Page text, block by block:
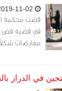
معارضات